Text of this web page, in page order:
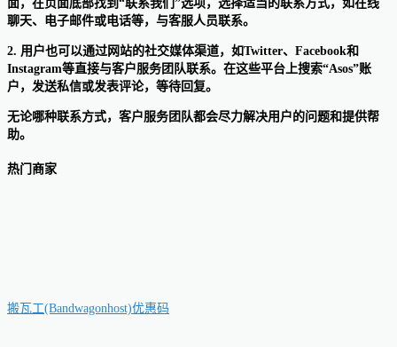
面，在页面底部找到“联系我们”选项，选择适当的联系方式，如在线
聊天、电子邮件或电话等，与客服人员联系。
2. 用户也可以通过网站的社交媒体渠道，如Twitter、Facebook和
Instagram等直接与客户服务团队联系。在这些平台上搜索“Asos”账
户，发送私信或发表评论，等待回复。
无论哪种联系方式，客户服务团队都会尽力解决用户的问题和提供帮
助。
热门商家
搬瓦工(Bandwagonhost)优惠码